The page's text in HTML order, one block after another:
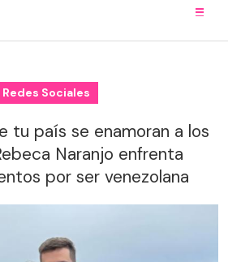
Redes Sociales
tu país se enamoran a los
Naranjo enfrenta
por ser venezolana